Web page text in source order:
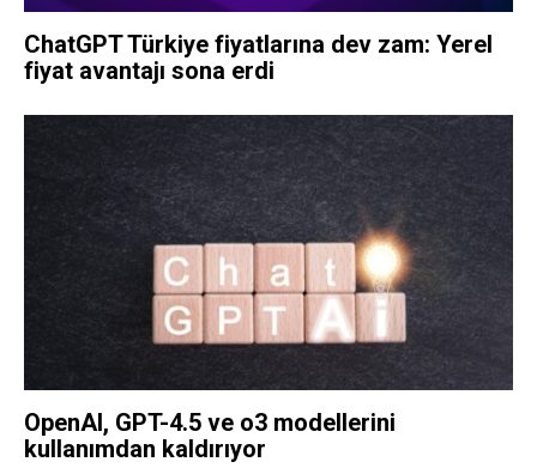
ChatGPT Türkiye fiyatlarına dev zam: Yerel
fiyat avantajı sona erdi
OpenAI, GPT-4.5 ve o3 modellerini
kullanımdan kaldırıyor